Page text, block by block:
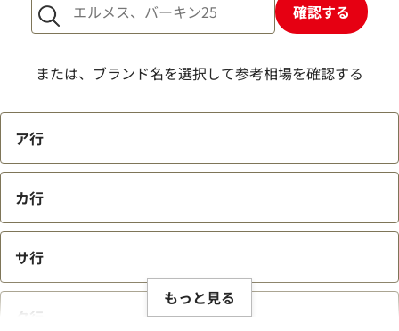
確認する
または、ブランド名を選択して参考相場を確認する
ア行
カ行
サ行
タ行
もっと見る